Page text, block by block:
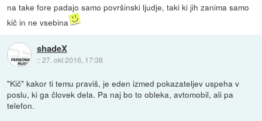
na take fore padajo samo površinski ljudje, taki ki jih zanima samo
kič in ne vsebina
shadeX
::27. okt 2016, 17:38
"Kič" kakor ti temu praviš, je eden izmed pokazateljev uspeha v
poslu, ki ga človek dela. Pa naj bo to obleka, avtomobil, ali pa
telefon.